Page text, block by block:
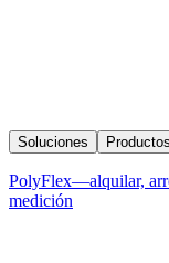
Soluciones Productos
PolyFlex—alquilar,
medición